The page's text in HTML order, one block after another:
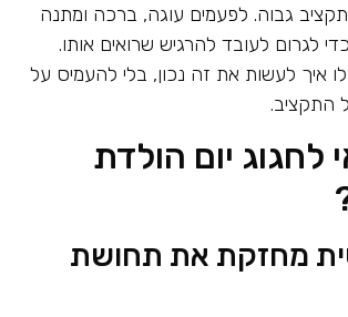
גבוה. לפעמים עוגה, ברכה ומתנה
לגרום לעובד להרגיש שרואים אותו.
איך לעשות את זה נכון, בלי להעמיס על
התקציב.
לחגוג יום הולדת
מחזקת את תחושת